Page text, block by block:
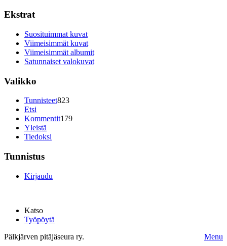
Ekstrat
Suosituimmat kuvat
Viimeisimmät kuvat
Viimeisimmät albumit
Satunnaiset valokuvat
Valikko
Tunnisteet823
Etsi
Kommentit179
Yleistä
Tiedoksi
Tunnistus
Kirjaudu
Katso
Työpöytä
Pälkjärven pitäjäseura ry.
Menu